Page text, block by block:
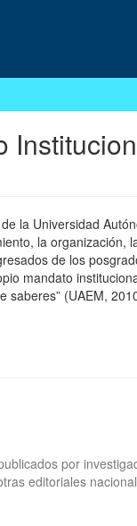
la Universidad
la organización,
de los
mandato
saberes” (UAEM,
por
editoriales